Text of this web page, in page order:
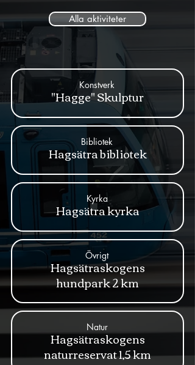
Alla aktiviteter
"Hagge" Skulptur
Konstverk
Hagsätra bibliotek
Bibliotek
Hagsätra kyrka
Kyrka
Hagsätraskogens
hundpark 2 km
Övrigt
Hagsätraskogens
naturreservat 1,5 km
Natur